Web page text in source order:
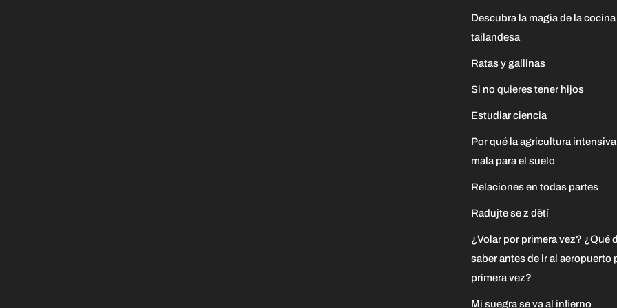
Descubra la magia de la cocina
tailandesa
Ratas y gallinas
Si no quieres tener hijos
Estudiar ciencia
Por qué la agricultura
mala para el suelo
Relaciones en todas partes
Radujte se z dětí
¿Volar por primera vez? ¿Qué
saber antes de ir al aeropuerto
primera vez?
Mi suegra se va al infierno